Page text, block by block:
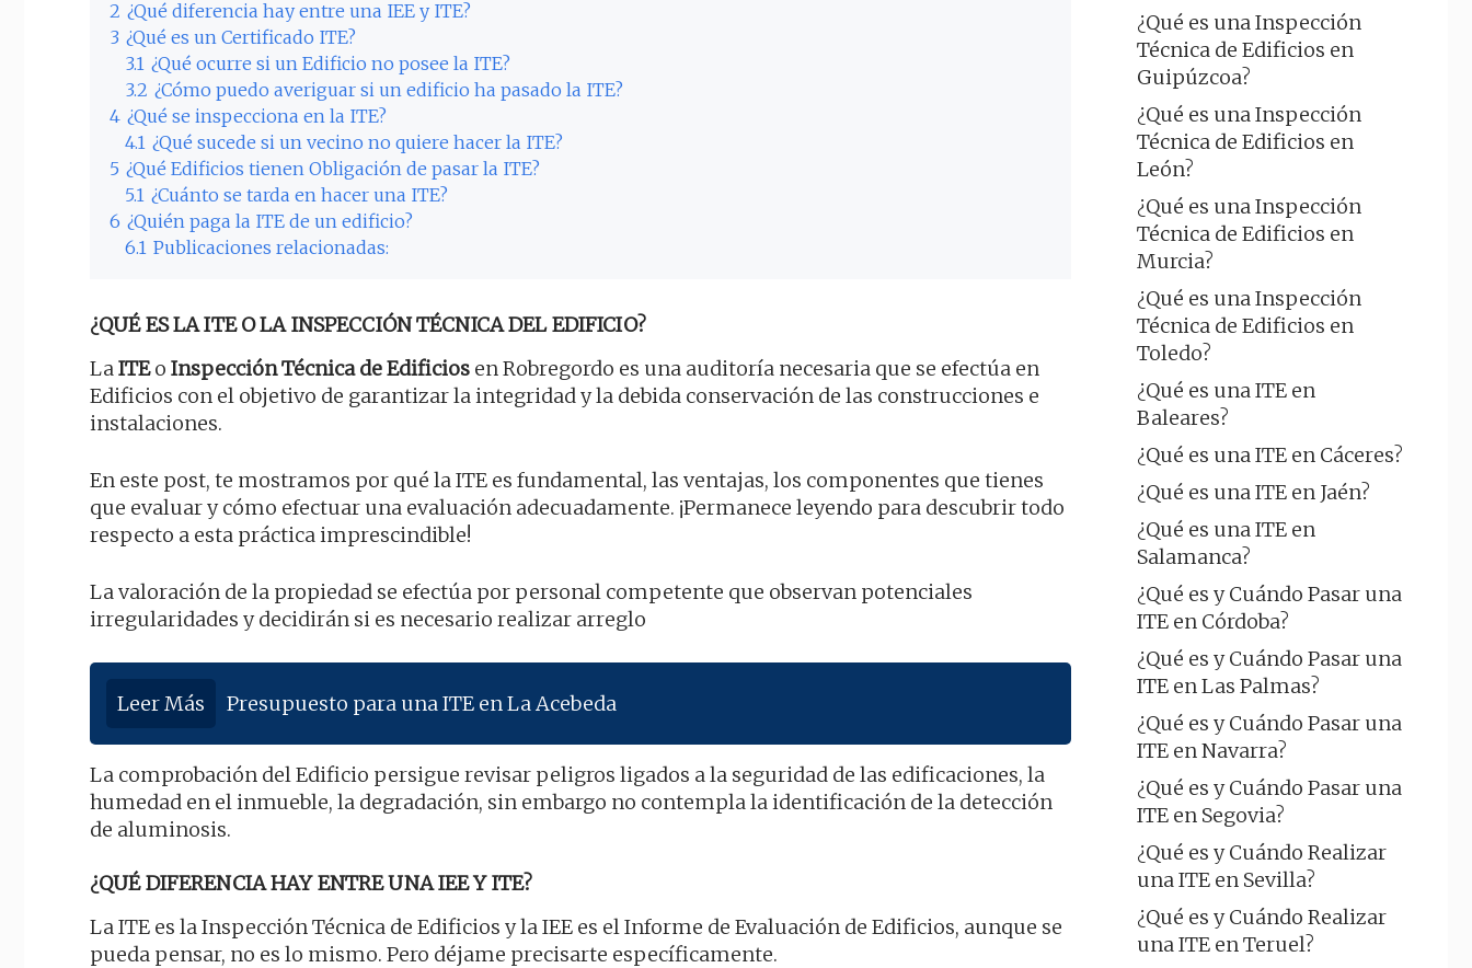
2 ¿Qué diferencia hay entre una IEE y ITE?
3 ¿Qué es un Certificado ITE?
3.1 ¿Qué ocurre si un Edificio no posee la ITE?
3.2 ¿Cómo puedo averiguar si un edificio ha pasado la ITE?
4 ¿Qué se inspecciona en la ITE?
4.1 ¿Qué sucede si un vecino no quiere hacer la ITE?
5 ¿Qué Edificios tienen Obligación de pasar la ITE?
5.1 ¿Cuánto se tarda en hacer una ITE?
6 ¿Quién paga la ITE de un edificio?
6.1 Publicaciones relacionadas:
¿QUÉ ES LA ITE O LA INSPECCIÓN TÉCNICA DEL EDIFICIO?
La ITEo Inspección Técnica de Edificios en Robregordo es una auditoría necesaria que se efectúa en
Edificios con el objetivo de garantizar la integridad y la debida conservación de las construcciones e
instalaciones.
En este post, te mostramos por qué la ITE es fundamental, las ventajas, los componentes que tienes
que evaluar y cómo efectuar una evaluación adecuadamente. ¡Permanece leyendo para descubrir todo
respecto a esta práctica imprescindible!
La valoración de la propiedad se efectúa por personal competente que observan potenciales
irregularidades y decidirán si es necesario realizar arreglo
Leer Más Presupuesto para una ITE en La Acebeda
La comprobación del Edificio persigue revisar peligros ligados a la seguridad de las edificaciones, la
humedad en el inmueble, la degradación, sin embargo no contempla la identificación de la detección
de aluminosis.
¿QUÉ DIFERENCIA HAY ENTRE UNA IEE Y ITE?
La ITE es la Inspección Técnica de Edificios y la IEE es el Informe de Evaluación de Edificios, aunque se
pueda pensar, no es lo mismo. Pero déjame precisarte específicamente.
¿Qué es una Inspección
Técnica de Edificios en
Guipúzcoa?
¿Qué es una Inspección
Técnica de Edificios en
León?
¿Qué es una Inspección
Técnica de Edificios en
Murcia?
¿Qué es una Inspección
Técnica de Edificios en
Toledo?
¿Qué es una ITE en
Baleares?
¿Qué es una ITE en Cáceres?
¿Qué es una ITE en Jaén?
¿Qué es una ITE en
Salamanca?
¿Qué es y Cuándo Pasar una
ITE en Córdoba?
¿Qué es y Cuándo Pasar una
ITE en Las Palmas?
¿Qué es y Cuándo Pasar una
ITE en Navarra?
¿Qué es y Cuándo Pasar una
ITE en Segovia?
¿Qué es y Cuándo Realizar
una ITE en Sevilla?
¿Qué es y Cuándo Realizar
una ITE en Teruel?